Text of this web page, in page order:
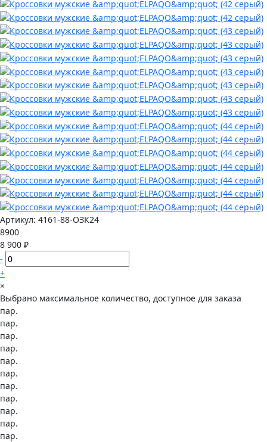
Артикул: 4161-88-ОЗК24
8900
8 900 ₽
-
+
×
Выбрано максимальное количество, доступное для заказа
пар.
пар.
пар.
пар.
пар.
пар.
пар.
пар.
пар.
пар.
пар.